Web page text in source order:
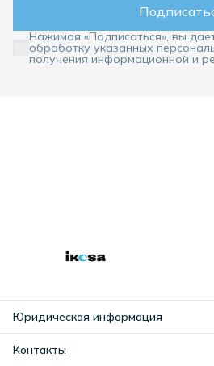
Нажимая «Подписаться», вы
обработку указанных
получения информационной и
Юридическая информация
Оплата
Доставка
Контакты